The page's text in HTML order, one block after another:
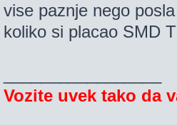
vise paznje nego
koliko si placao SMD
Vozite uvek tako da